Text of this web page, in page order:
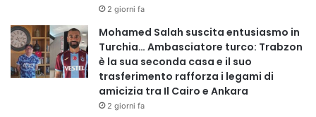
●influenza indebita sul processo elettorale;
●presenza di soggetti non autorizzati nei seggi.
Si tratta di un segnale di forte pressione istituzionale
verso la correzione del processo elettorale, destinato ad
2 giorni fa
Mohamed Salah suscita entusiasmo in
Turchia… Ambasciatore turco: Trabzon
è la sua seconda casa e il suo
trasferimento rafforza i legami di
amicizia tra Il Cairo e Ankara
2 giorni fa